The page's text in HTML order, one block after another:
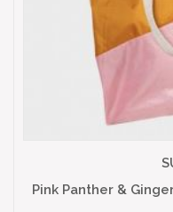
Pink Panther &